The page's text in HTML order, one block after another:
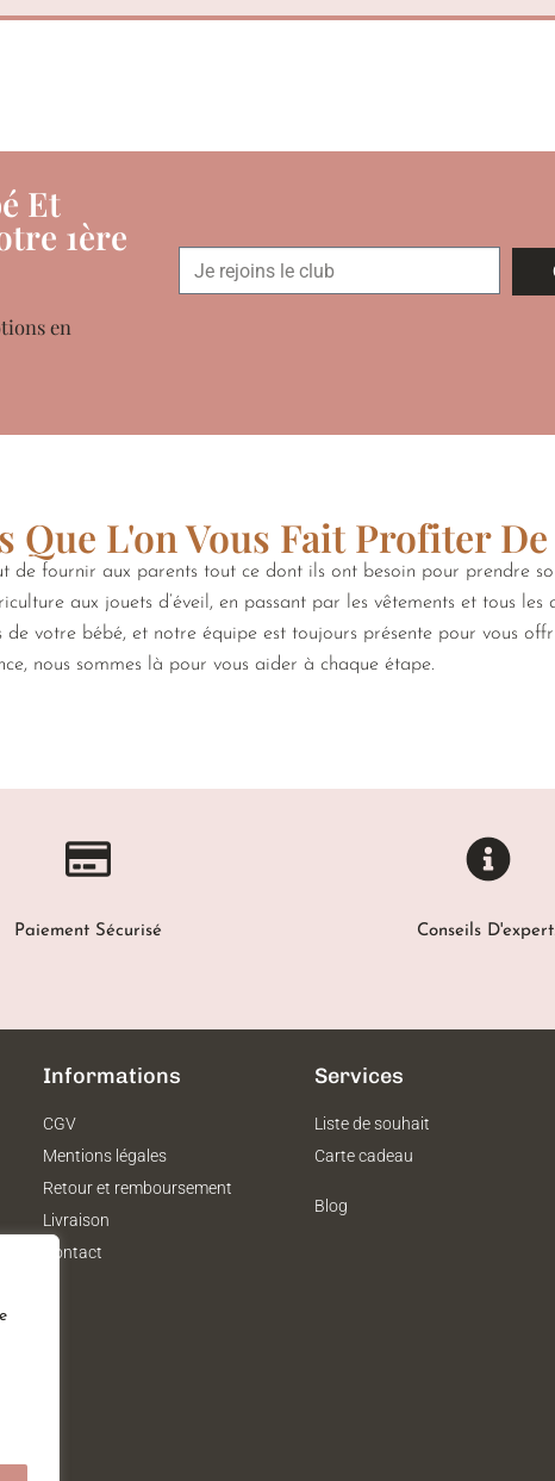
Et
1ère
en
Que L'on Vous Fait Profiter
de fournir aux parents tout ce dont ils ont besoin pour prendre
aux jouets d’éveil, en passant par les vêtements et tous les
votre bébé, et notre équipe est toujours présente pour vous
nous sommes là pour vous aider à chaque étape.
Paiement Sécurisé Conseils
Informations
CGV
Mentions légales
Retour et remboursement
Livraison
Contact
Services
Liste de souhait
Carte cadeau
Blog